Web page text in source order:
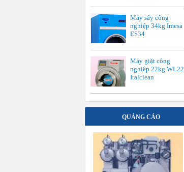
Máy sấy công
nghiệp 34kg Imesa
ES34
Máy giặt công
nghiệp 22kg WL22
Italclean
QUẢNG CÁO